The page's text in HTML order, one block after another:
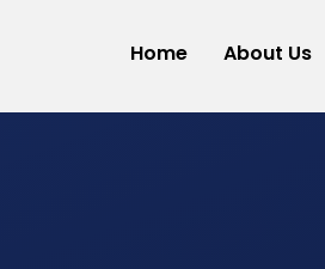
Home About Us